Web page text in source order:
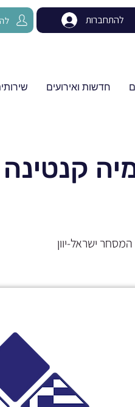
להתחברות
חדשות ואירועים
ישראל-יוון